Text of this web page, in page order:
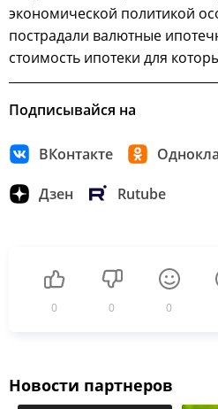
экономической политикой
пострадали валютные
стоимость ипотеки для
Подписывайся на
ВКонтакте
Дзен Rutube
0 0 0
Новости партнеров